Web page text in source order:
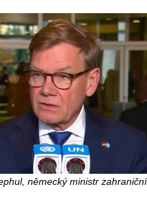
německý ministr